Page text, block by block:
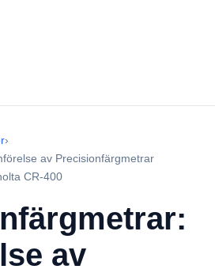
›
av Precisionfärgmetrar
CR-400
av